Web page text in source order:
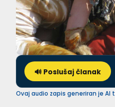
🔊 Poslušaj članak
Ovaj audio zapis generiran je AI